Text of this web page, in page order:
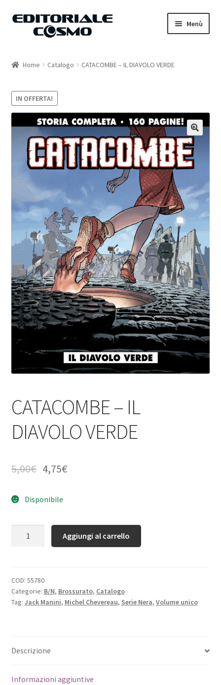
Vai
Vai
Menù
Carrello
Il mio account
Home Catalogo CATACOMBE – IL DIAVOLO VERDE
IN OFFERTA!
CATACOMBE – IL
DIAVOLO VERDE
5,00€ 4,75€
Disponibile
Aggiungi al carrello
COD: 55780
Categorie: B/N, Brossurato, Catalogo
Tag: Jack Manini, Michel Chevereau, Serie Nera, Volume unico
Descrizione
Informazioni aggiuntive